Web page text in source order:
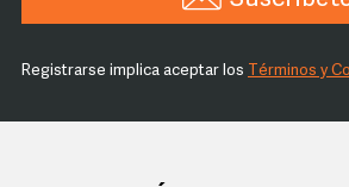
Registrarse implica aceptar los Términos y